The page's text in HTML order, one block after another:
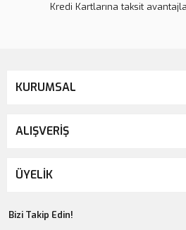
Kredi Kartlarına taksit
KURUMSAL
ALIŞVERİŞ
ÜYELİK
Bizi Takip Edin!